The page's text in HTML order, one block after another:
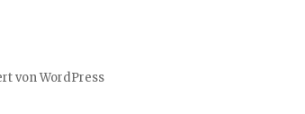
von WordPress